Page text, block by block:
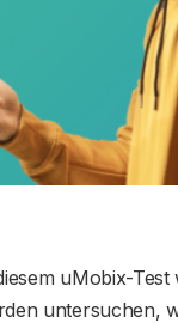
uMobix-
untersuchen,